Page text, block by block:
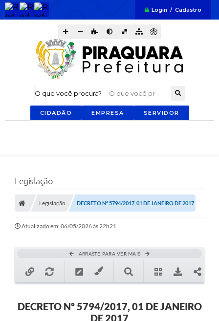
Login / Cadastro
O que você procura?
CIDADÃO EMPRESA SERVIDOR
Legislação
Legislação DECRETO Nº 5794/2017, 01 DE JANEIRO DE 2017
Atualizado em: 06/05/2026 às 22h21
ARRASTE PARA VER MAIS
DECRETO Nº 5794/2017, 01 DE JANEIRO
DE 2017